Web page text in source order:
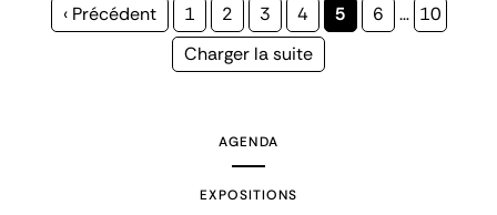
Page
‹ Précédent Page
1 Page
2 Page
3 Page
4
Page
5 Page
6 … Page
10
Page
Charger la suite
AGENDA
EXPOSITIONS